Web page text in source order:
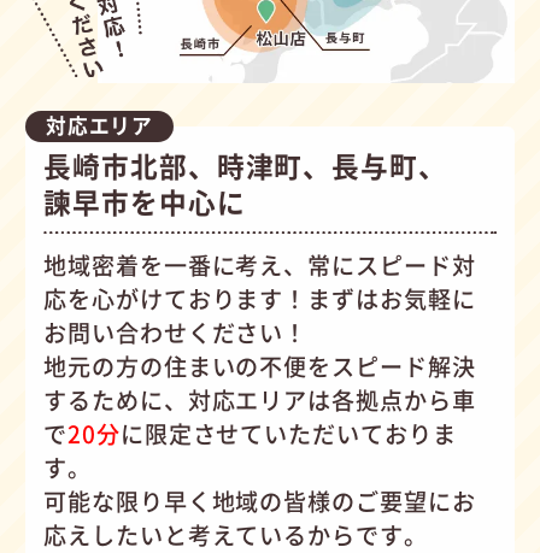
対応エリア
長崎市北部、時津町、長与町、
諫早市を中心に
地域密着を一番に考え、常にスピード対
応を心がけております！まずはお気軽に
お問い合わせください！
地元の方の住まいの不便をスピード解決
するために、対応エリアは各拠点から車
で20分に限定させていただいておりま
す。
可能な限り早く地域の皆様のご要望にお
応えしたいと考えているからです。